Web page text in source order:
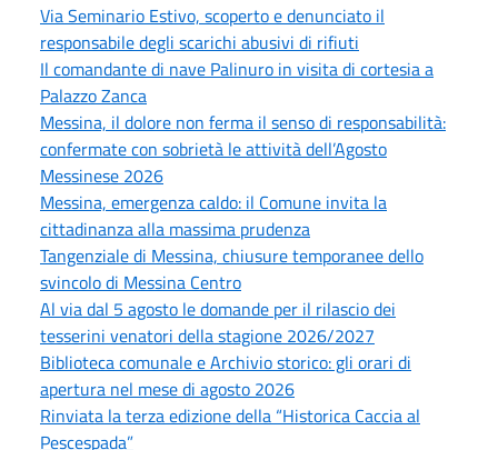
Via Seminario Estivo, scoperto e denunciato il
responsabile degli scarichi abusivi di rifiuti
Il comandante di nave Palinuro in visita di cortesia a
Palazzo Zanca
Messina, il dolore non ferma il senso di responsabilità:
confermate con sobrietà le attività dell’Agosto
Messinese 2026
Messina, emergenza caldo: il Comune invita la
cittadinanza alla massima prudenza
Tangenziale di Messina, chiusure temporanee dello
svincolo di Messina Centro
Al via dal 5 agosto le domande per il rilascio dei
tesserini venatori della stagione 2026/2027
Biblioteca comunale e Archivio storico: gli orari di
apertura nel mese di agosto 2026
Rinviata la terza edizione della “Historica Caccia al
Pescespada”